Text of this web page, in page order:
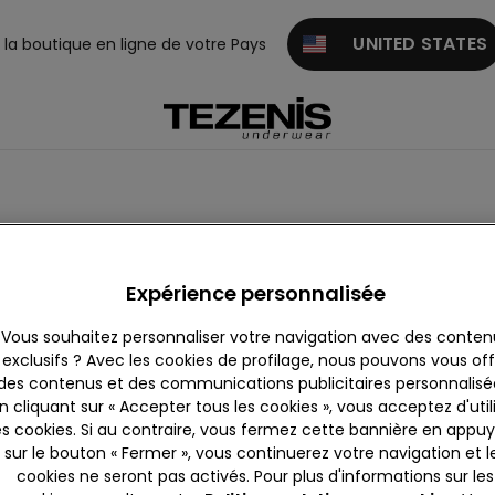
la boutique en ligne de votre Pays UNITED STATES
achat Trouver Une Boutique
Expérience personnalisée
Vous souhaitez personnaliser votre navigation avec des
exclusifs ? Avec les cookies de profilage, nous pouvons vous
contenus et des communications publicitaires
cliquant sur « Accepter tous les cookies », vous acceptez
cookies. Si au contraire, vous fermez cette bannière en
sur le bouton « Fermer », vous continuerez votre navigation et
cookies ne seront pas activés. Pour plus d'informations sur les